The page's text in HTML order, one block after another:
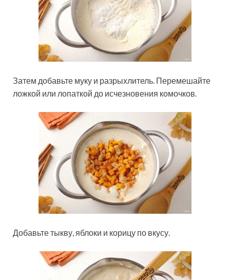
Затем добавьте муку и разрыхлитель. Перемешайте
ложкой или лопаткой до исчезновения комочков.
Добавьте тыкву, яблоки и корицу по вкусу.